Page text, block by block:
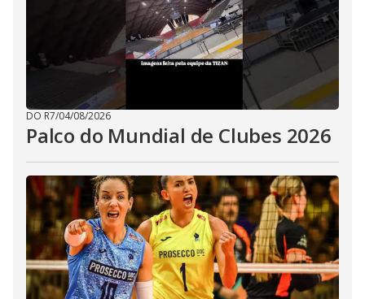
DO R7/04/08/2026
Palco do Mundial de Clubes 2026